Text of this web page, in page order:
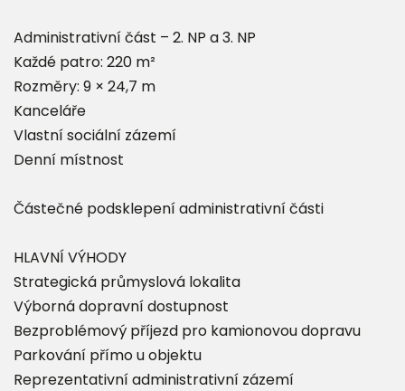
Administrativní část – 2. NP a 3. NP
Každé patro: 220 m²
Rozměry: 9 × 24,7 m
Kanceláře
Vlastní sociální zázemí
Denní místnost
Částečné podsklepení administrativní části
HLAVNÍ VÝHODY
Strategická průmyslová lokalita
Výborná dopravní dostupnost
Bezproblémový příjezd pro kamionovou dopravu
Parkování přímo u objektu
Reprezentativní administrativní zázemí